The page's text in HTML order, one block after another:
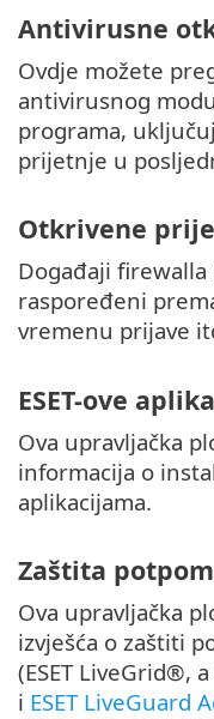
Antivirusne
Ovdje možete
antivirusnog
programa,
prijetnje u
Otkrivene
Događaji
raspoređeni
vremenu prijave
ESET-ove
Ova upravljačka
informacija o
aplikacijama.
Zaštita
Ova upravljačka
izvješća o zaštiti
(ESET LiveGrid®,
i ESET LiveGuard